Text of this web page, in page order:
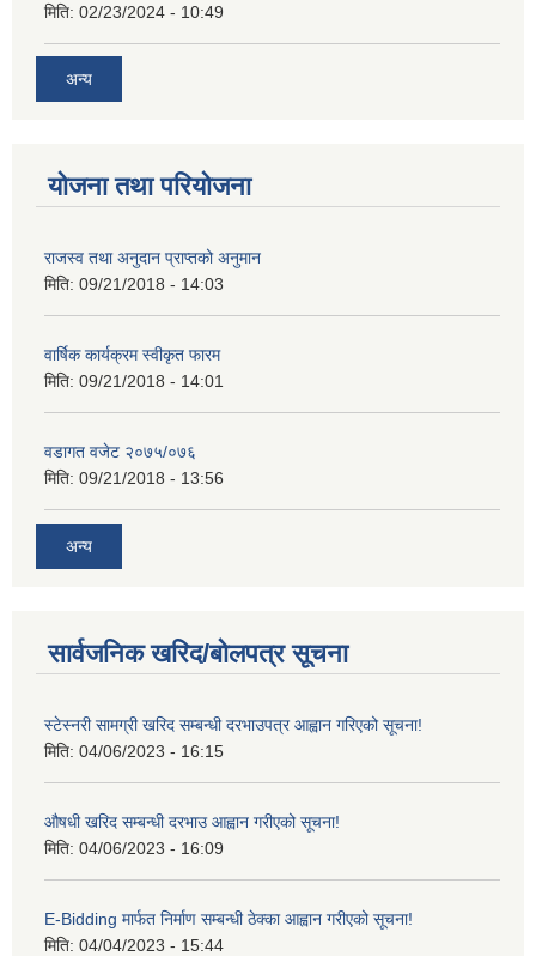
मिति: 02/23/2024 - 10:49
अन्य
योजना तथा परियोजना
राजस्व तथा अनुदान प्राप्तको अनुमान
मिति: 09/21/2018 - 14:03
वार्षिक कार्यक्रम स्वीकृत फारम
मिति: 09/21/2018 - 14:01
वडागत वजेट २०७५/०७६
मिति: 09/21/2018 - 13:56
अन्य
सार्वजनिक खरिद/बोलपत्र सूचना
स्टेस्नरी सामग्री खरिद सम्बन्धी दरभाउपत्र आह्वान गरिएको सूचना!
मिति: 04/06/2023 - 16:15
औषधी खरिद सम्बन्धी दरभाउ आह्वान गरीएको सूचना!
मिति: 04/06/2023 - 16:09
E-Bidding मार्फत निर्माण सम्बन्धी ठेक्का आह्वान गरीएको सूचना!
मिति: 04/04/2023 - 15:44